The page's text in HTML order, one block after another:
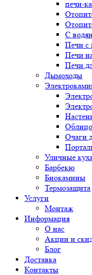
печи-
С
Печи с
Печи
Печи
Дымоходы
Очаги
Уличные
Барбекю
Биокамины
Термозащита
Услуги
Монтаж
Информация
О нас
Акции и
Блог
Доставка
Контакты